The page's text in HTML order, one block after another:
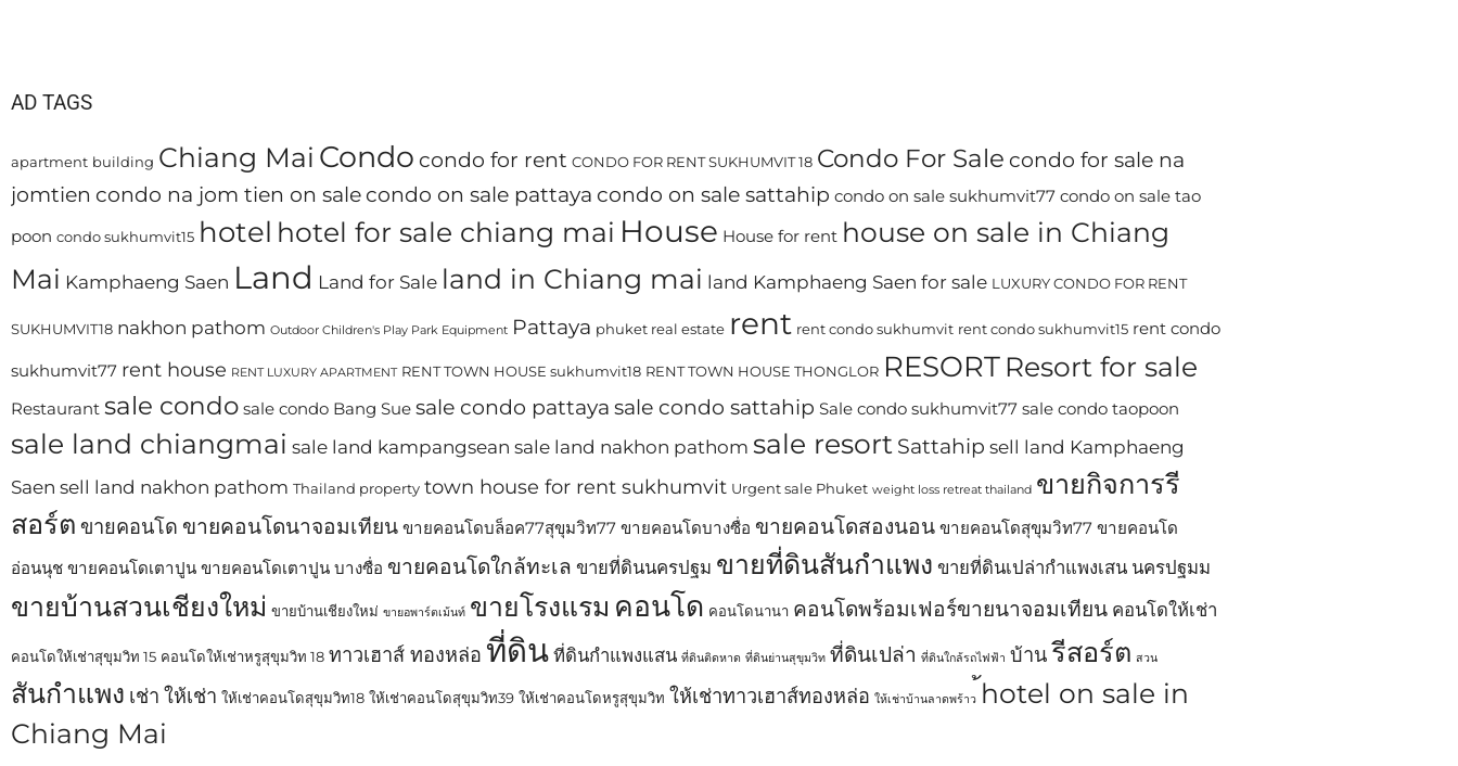
AD TAGS
apartment building Chiang Mai Condo condo for rent CONDO FOR RENT SUKHUMVIT 18 Condo For Sale condo for sale na
jomtien condo na jom tien on sale condo on sale pattaya condo on sale sattahip condo on sale sukhumvit77 condo on sale tao
poon condo sukhumvit15 hotel hotel for sale chiang mai House House for rent house on sale in Chiang
Mai Kamphaeng Saen Land Land for Sale land in Chiang mai land Kamphaeng Saen for sale LUXURY CONDO FOR RENT
SUKHUMVIT18 nakhon pathom Outdoor Children's Play Park Equipment Pattaya phuket real estate rent rent condo sukhumvit rent condo sukhumvit15 rent condo
sukhumvit77 rent house RENT LUXURY APARTMENT RENT TOWN HOUSE sukhumvit18 RENT TOWN HOUSE THONGLOR RESORT Resort for sale
Restaurant sale condo sale condo Bang Sue sale condo pattaya sale condo sattahip Sale condo sukhumvit77 sale condo taopoon
sale land chiangmai sale land kampangsean sale land nakhon pathom sale resort Sattahip sell land Kamphaeng
Saen sell land nakhon pathom Thailand property town house for rent sukhumvit Urgent sale Phuket weight loss retreat thailand ขายกิจการรี
สอร์ต ขายคอนโด ขายคอนโดนาจอมเทียน ขายคอนโดบล็อค77สุขุมวิท77 ขายคอนโดบางซื่อ ขายคอนโดสองนอน ขายคอนโดสุขุมวิท77 ขายคอนโด
อ่อนนุช ขายคอนโดเตาปูน ขายคอนโดเตาปูน บางซื่อ ขายคอนโดใกล้ทะเล ขายที่ดินนครปฐม ขายที่ดินสันกำแพง ขายที่ดินเปล่ากำแพงเสน นครปฐมม
ขายบ้านสวนเชียงใหม่ ขายบ้านเชียงใหม่ ขายอพาร์ตเม้นท์ ขายโรงแรม คอนโด คอนโดนานา คอนโดพร้อมเฟอร์ขายนาจอมเทียน คอนโดให้เช่า
คอนโดให้เช่าสุขุมวิท 15 คอนโดให้เช่าหรูสุขุมวิท 18 ทาวเฮาส์ ทองหล่อ ที่ดิน ที่ดินกำแพงแสน ที่ดินติดหาด ที่ดินย่านสุขุมวิท ที่ดินเปล่า ที่ดินใกล้รถไฟฟ้า บ้านรีสอร์ต สวน
สันกำแพง เช่า ให้เช่า ให้เช่าคอนโดสุขุมวิท18 ให้เช่าคอนโดสุขุมวิท39 ให้เช่าคอนโดหรูสุขุมวิท ให้เช่าทาวเฮาส์ทองหล่อ ให้เช่าบ้านลาดพร้าว ้hotel on sale in
Chiang Mai